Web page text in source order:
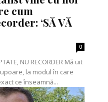
cum
‘SĂ VĂ
0
NU RECORDER Mă uit
la modul în care
ce înseamnă...